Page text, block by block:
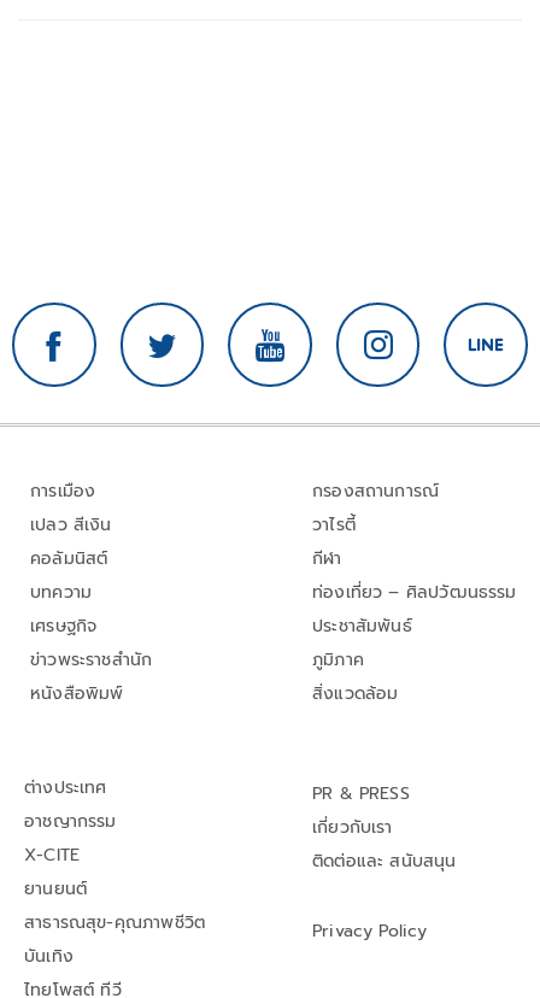
การเมือง
เปลว สีเงิน
คอลัมนิสต์
บทความ
เศรษฐกิจ
ข่าวพระราชสำนัก
หนังสือพิมพ์
กรองสถานการณ์
วาไรตี้
กีฬา
ท่องเที่ยว – ศิลปวัฒนธรรม
ประชาสัมพันธ์
ภูมิภาค
สิ่งแวดล้อม
ต่างประเทศ
อาชญากรรม
X-CITE
ยานยนต์
สาธารณสุข-คุณภาพชีวิต
บันเทิง
ไทยโพสต์ ทีวี
PR & PRESS
เกี่ยวกับเรา
ติดต่อและ สนับสนุน
Privacy Policy